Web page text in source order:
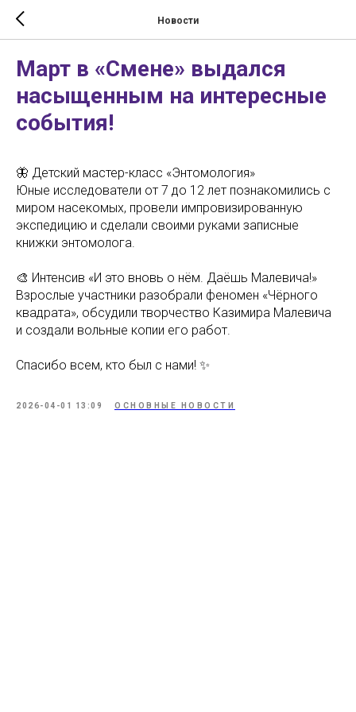
Новости
Март в «Смене» выдался
насыщенным на интересные
события!
🦋 Детский мастер-класс «Энтомология»
Юные исследователи от 7 до 12 лет познакомились с
миром насекомых, провели импровизированную
экспедицию и сделали своими руками записные
книжки энтомолога.
🎨 Интенсив «И это вновь о нём. Даёшь Малевича!»
Взрослые участники разобрали феномен «Чёрного
квадрата», обсудили творчество Казимира Малевича
и создали вольные копии его работ.
Спасибо всем, кто был с нами! ✨
2026-04-01 13:09 ОСНОВНЫЕ НОВОСТИ